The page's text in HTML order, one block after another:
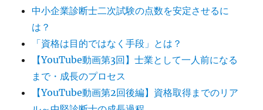
中小企業診断士二次試験の点数を安定させるに
は？
「資格は目的ではなく手段」とは？
【YouTube動画第3回】士業として一人前になる
まで・成長のプロセス
【YouTube動画第2回後編】資格取得までのリア